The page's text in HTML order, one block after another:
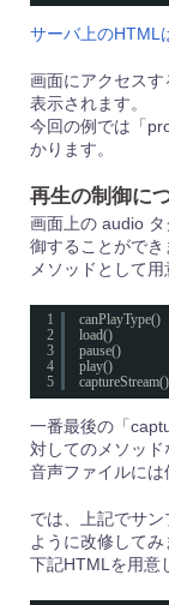
サーバ上のHTML
画面にアクセス
表示されます。
今回の例では「
かります。
再生の制御に
画面上の audio
御することができ
メソッドとして
1
2
3
4
5
canPlayType()
load()
pause()
play()
captureStream()
一番最後の「
対してのメソッド
音声ファイルには
では、上記でサ
ように改修してみ
下記HTMLを用意